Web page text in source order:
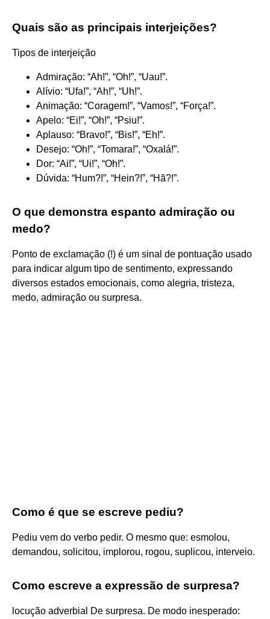
Quais são as principais interjeições?
Tipos de interjeição
Admiração: “Ah!”, “Oh!”, “Uau!”.
Alívio: “Ufa!”, “Ah!”, “Uh!”.
Animação: “Coragem!”, “Vamos!”, “Força!”.
Apelo: “Ei!”, “Oh!”, “Psiu!”.
Aplauso: “Bravo!”, “Bis!”, “Eh!”.
Desejo: “Oh!”, “Tomara!”, “Oxalá!”.
Dor: “Ai!”, “Ui!”, “Oh!”.
Dúvida: “Hum?!”, “Hein?!”, “Hã?!”.
O que demonstra espanto admiração ou
medo?
Ponto de exclamação (!) é um sinal de pontuação usado
para indicar algum tipo de sentimento, expressando
diversos estados emocionais, como alegria, tristeza,
medo, admiração ou surpresa.
Como é que se escreve pediu?
Pediu vem do verbo pedir. O mesmo que: esmolou,
demandou, solicitou, implorou, rogou, suplicou, interveio.
Como escreve a expressão de surpresa?
locução adverbial De surpresa. De modo inesperado: